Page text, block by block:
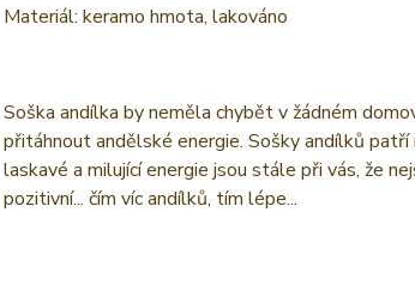
Materiál: keramo hmota, lakováno
Soška andílka by neměla chybět v žádném
přitáhnout andělské energie. Sošky andílků
laskavé a milující energie jsou stále při vás, že
pozitivní... čím víc andílků, tím lépe...